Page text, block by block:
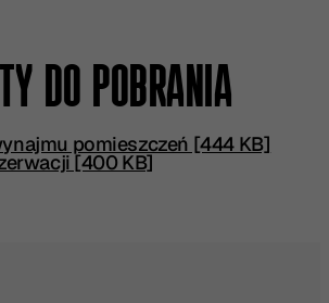
DO POBRANIA
pomieszczeń [444 KB]
[400 KB]